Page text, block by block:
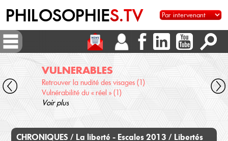
PHILOSOPHIES.TV
VULNERABLES
Retrouver la nudité des visages (1)
Vulnérabilité du « réel » (1)
Voir plus
CHRONIQUES / La liberté - Escales 2013 / Libertés